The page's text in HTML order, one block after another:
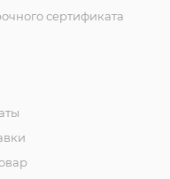
сертификата